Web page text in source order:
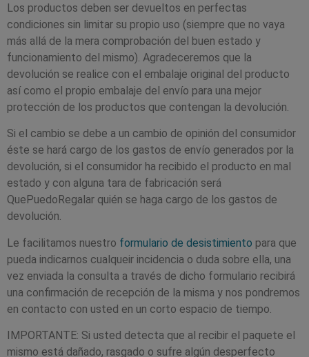
Los productos deben ser devueltos en perfectas
condiciones sin limitar su propio uso (siempre que no vaya
más allá de la mera comprobación del buen estado y
funcionamiento del mismo). Agradeceremos que la
devolución se realice con el embalaje original del producto
así como el propio embalaje del envío para una mejor
protección de los productos que contengan la devolución.
Si el cambio se debe a un cambio de opinión del consumidor
éste se hará cargo de los gastos de envío generados por la
devolución, si el consumidor ha recibido el producto en mal
estado y con alguna tara de fabricación será
QuePuedoRegalar quién se haga cargo de los gastos de
devolución.
Le facilitamos nuestro formulario de desistimiento para que
pueda indicarnos cualqueir incidencia o duda sobre ella, una
vez enviada la consulta a través de dicho formulario recibirá
una confirmación de recepción de la misma y nos pondremos
en contacto con usted en un corto espacio de tiempo.
IMPORTANTE: Si usted detecta que al recibir el paquete el
mismo está dañado, rasgado o sufre algún desperfecto